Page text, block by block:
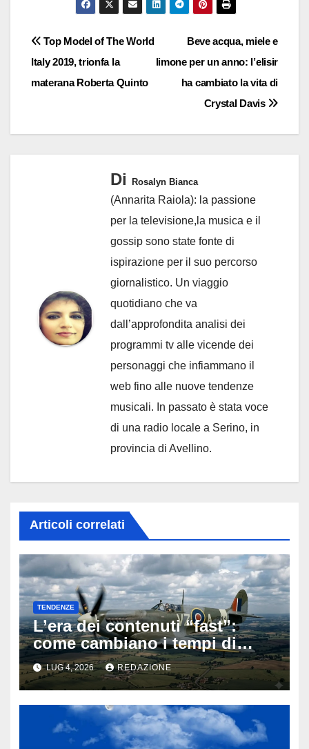
Navigazione
articoli
Beve acqua, miele e
limone per un anno: l’elisir
ha cambiato la vita di
Crystal Davis
Top Model of The World
Italy 2019, trionfa la
materana Roberta Quinto
Di Rosalyn Bianca
(Annarita Raiola): la passione
per la televisione,la musica e il
gossip sono state fonte di
ispirazione per il suo percorso
giornalistico. Un viaggio
quotidiano che va
dall’approfondita analisi dei
programmi tv alle vicende dei
personaggi che infiammano il
web fino alle nuove tendenze
musicali. In passato è stata voce
di una radio locale a Serino, in
provincia di Avellino.
Articoli correlati
TENDENZE
L’era dei contenuti “fast”:
come cambiano i tempi di
attenzione nell’intrattenimento
digitale
LUG 4, 2026 REDAZIONE